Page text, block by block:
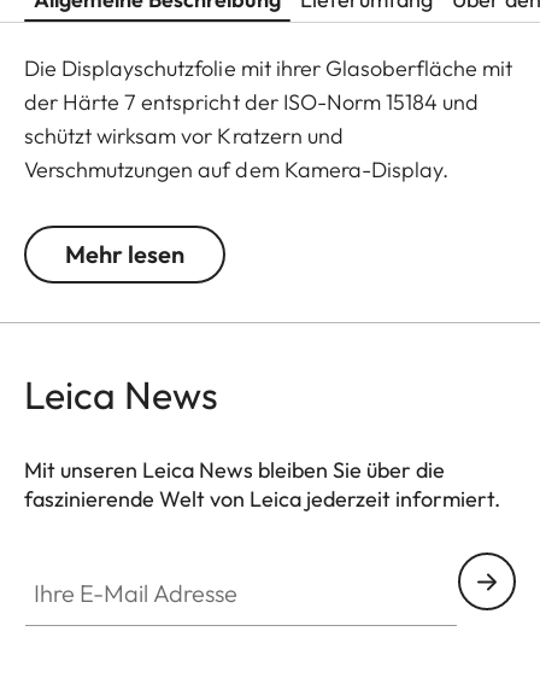
Die Displayschutzfolie mit ihrer Glasoberfläche mit
der Härte 7 entspricht der ISO-Norm 15184 und
schützt wirksam vor Kratzern und
Verschmutzungen auf dem Kamera-Display.
selbst bei hellem Licht eine kontrastreiche
Bilddarstellung ohne störende Spiegelungen zu.
Mehr lesen
Leica News
Mit unseren Leica News bleiben Sie über die
faszinierende Welt von Leica jederzeit informiert.